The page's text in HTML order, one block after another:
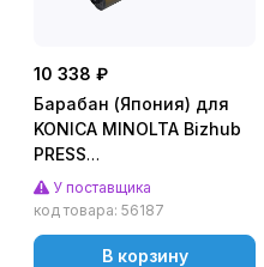
10 338 ₽
Барабан (Япония) для
KONICA MINOLTA Bizhub
PRESS
C1060/C1070/C71hc (CET),
410000 стр., CET101012
У поставщика
код товара: 56187
В корзину